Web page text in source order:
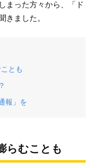
まった方々から、「ド
きました。
とも
報」を
らむことも